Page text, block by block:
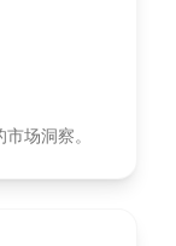
场洞察。